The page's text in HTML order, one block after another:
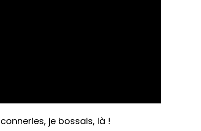
je bossais, là !